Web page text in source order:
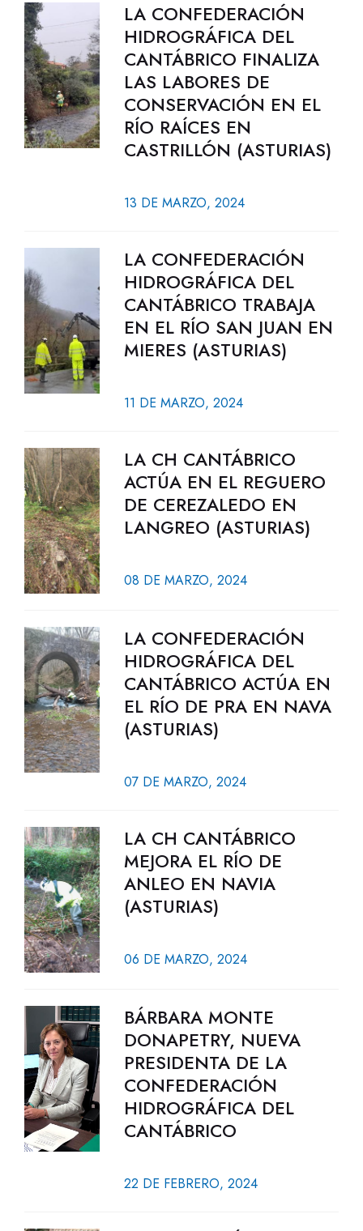
LA CONFEDERACIÓN
HIDROGRÁFICA DEL
CANTÁBRICO FINALIZA
LAS LABORES DE
CONSERVACIÓN EN EL
RÍO RAÍCES EN
CASTRILLÓN (ASTURIAS)
13 DE MARZO, 2024
LA CONFEDERACIÓN
HIDROGRÁFICA DEL
CANTÁBRICO TRABAJA
EN EL RÍO SAN JUAN EN
MIERES (ASTURIAS)
11 DE MARZO, 2024
LA CH CANTÁBRICO
ACTÚA EN EL REGUERO
DE CEREZALEDO EN
LANGREO (ASTURIAS)
08 DE MARZO, 2024
LA CONFEDERACIÓN
HIDROGRÁFICA DEL
CANTÁBRICO ACTÚA EN
EL RÍO DE PRA EN NAVA
(ASTURIAS)
07 DE MARZO, 2024
LA CH CANTÁBRICO
MEJORA EL RÍO DE
ANLEO EN NAVIA
(ASTURIAS)
06 DE MARZO, 2024
BÁRBARA MONTE
DONAPETRY, NUEVA
PRESIDENTA DE LA
CONFEDERACIÓN
HIDROGRÁFICA DEL
CANTÁBRICO
22 DE FEBRERO, 2024